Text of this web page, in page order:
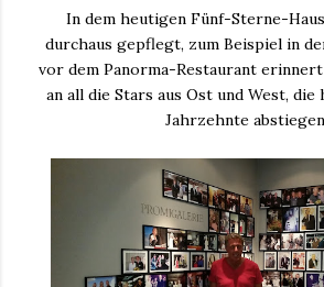
In dem heutigen Fünf-Sterne-
durchaus gepflegt, zum Beispiel in
vor dem Panorma-Restaurant
an all die Stars aus Ost und West,
Jahrzehnte